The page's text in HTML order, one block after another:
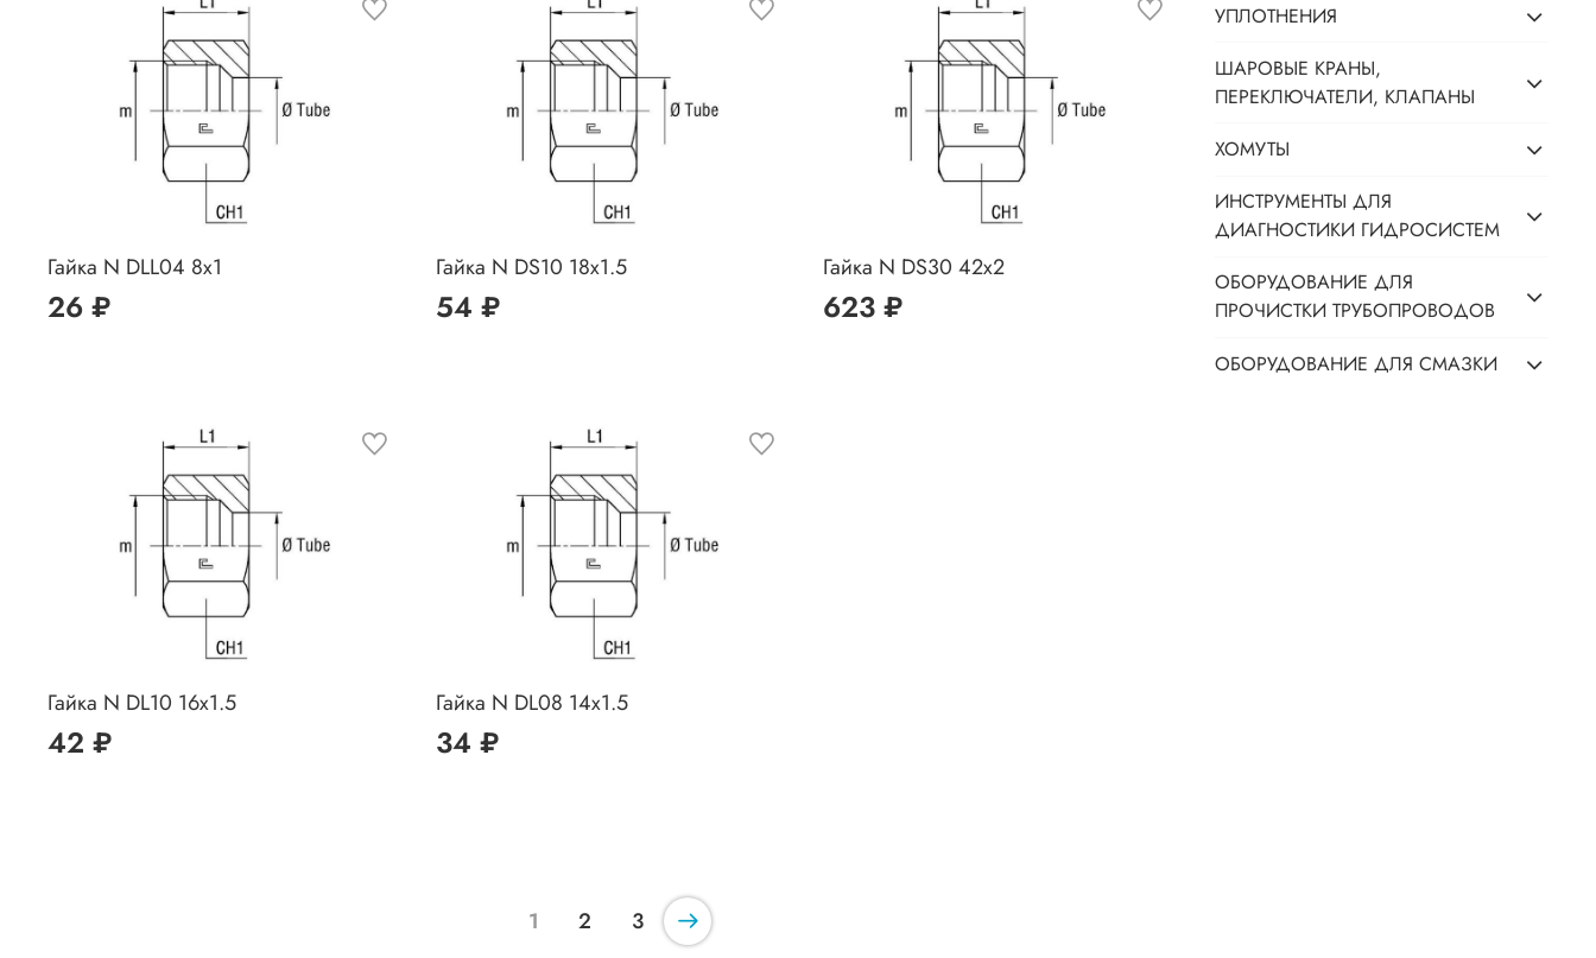
Гайка N DLL04 8x1
26 ₽
Гайка N DS10 18x1.5
54 ₽
Гайка N DS30 42x2
623 ₽
Гайка N DL10 16x1.5
42 ₽
Гайка N DL08 14x1.5
34 ₽
1 2 3
УПЛОТНЕНИЯ
ШАРОВЫЕ КРАНЫ,
ПЕРЕКЛЮЧАТЕЛИ, КЛАПАНЫ
ХОМУТЫ
ИНСТРУМЕНТЫ ДЛЯ
ДИАГНОСТИКИ ГИДРОСИСТЕМ
ОБОРУДОВАНИЕ ДЛЯ
ПРОЧИСТКИ ТРУБОПРОВОДОВ
ОБОРУДОВАНИЕ ДЛЯ СМАЗКИ